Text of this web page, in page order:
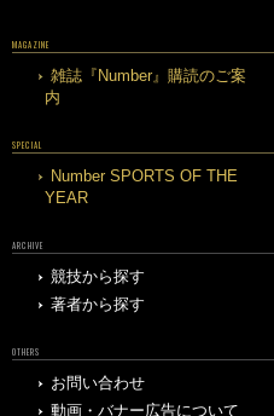
MAGAZINE
雑誌『Number』購読のご案
内
SPECIAL
Number SPORTS OF THE
YEAR
ARCHIVE
競技から探す
著者から探す
OTHERS
お問い合わせ
動画・バナー広告について